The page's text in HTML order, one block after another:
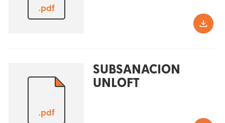
.pdf
.pdf
SUBSANACION
UNLOFT